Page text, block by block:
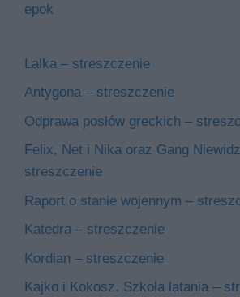
epok
Lalka – streszczenie
Antygona – streszczenie
Odprawa posłów greckich –
Felix, Net i Nika oraz Gang
streszczenie
Raport o stanie wojennym –
Katedra – streszczenie
Kordian – streszczenie
Kajko i Kokosz. Szkoła latania –